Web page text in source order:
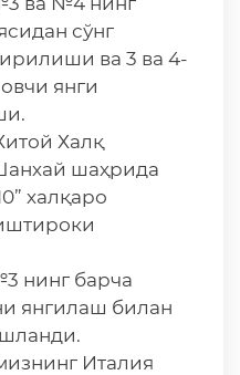
сўнг
ва 3 ва 4-
янги
Халқ
шаҳрида
халқаро
нинг барча
янгилаш билан
Италия